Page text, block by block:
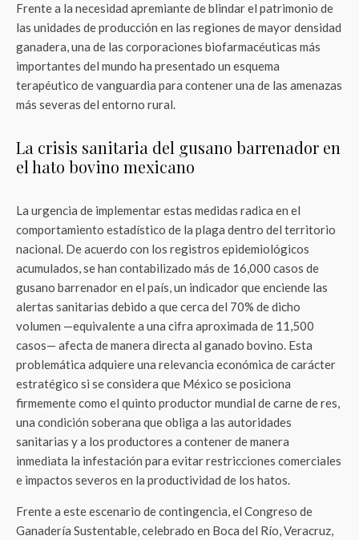
Frente a la necesidad apremiante de blindar el patrimonio de
las unidades de producción en las regiones de mayor densidad
ganadera, una de las corporaciones biofarmacéuticas más
importantes del mundo ha presentado un esquema
terapéutico de vanguardia para contener una de las amenazas
más severas del entorno rural.
La crisis sanitaria del gusano barrenador en
el hato bovino mexicano
La urgencia de implementar estas medidas radica en el
comportamiento estadístico de la plaga dentro del territorio
nacional. De acuerdo con los registros epidemiológicos
acumulados, se han contabilizado más de 16,000 casos de
gusano barrenador en el país, un indicador que enciende las
alertas sanitarias debido a que cerca del 70% de dicho
volumen —equivalente a una cifra aproximada de 11,500
casos— afecta de manera directa al ganado bovino. Esta
problemática adquiere una relevancia económica de carácter
estratégico si se considera que México se posiciona
firmemente como el quinto productor mundial de carne de res,
una condición soberana que obliga a las autoridades
sanitarias y a los productores a contener de manera
inmediata la infestación para evitar restricciones comerciales
e impactos severos en la productividad de los hatos.
Frente a este escenario de contingencia, el Congreso de
Ganadería Sustentable, celebrado en Boca del Río, Veracruz,